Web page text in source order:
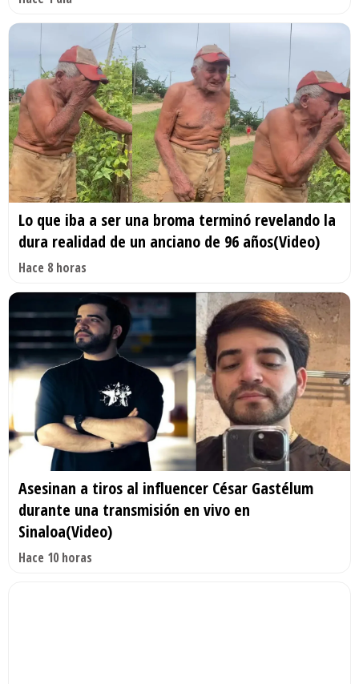
Lo que iba a ser una broma terminó revelando la
dura realidad de un anciano de 96 años(Video)
Hace 8 horas
Asesinan a tiros al influencer César Gastélum
durante una transmisión en vivo en
Sinaloa(Video)
Hace 10 horas